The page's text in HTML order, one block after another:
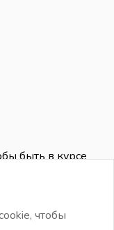
быть в курсе
чтобы